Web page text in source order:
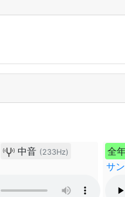
中音 (233Hz) 全
サ